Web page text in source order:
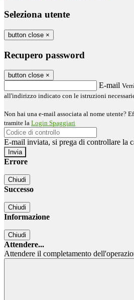
Seleziona utente
button close ×
Recupero password
button close ×
E-mail
all'indirizzo indicato con le istruzioni
Non hai una e-mail associata al nome utente?
tramite la Login Spaggiari
E-mail inviata, si prega di controllare la
Errore
Chiudi
Successo
Chiudi
Informazione
Chiudi
Attendere...
Attendere il completamento